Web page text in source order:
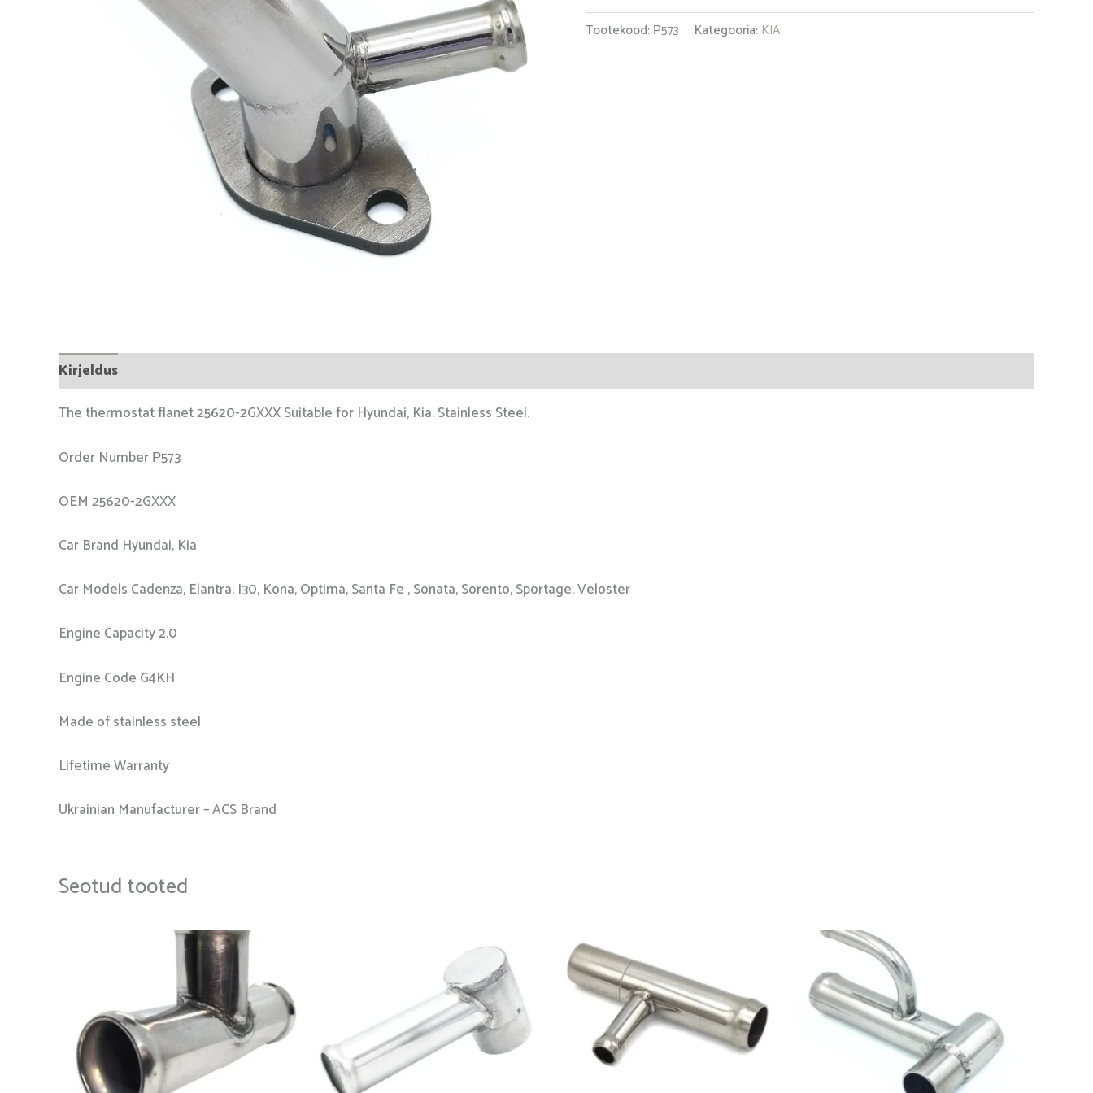
kogus
Tootekood: Р573 Kategooria: KIA
Kirjeldus
The thermostat flanet 25620-2GXXX Suitable for Hyundai, Kia. Stainless Steel.
Order Number Р573
OEM 25620-2GXXX
Car Brand Hyundai, Kia
Car Models Cadenza, Elantra, I30, Kona, Optima, Santa Fe , Sonata, Sorento, Sportage, Veloster
Engine Capacity 2.0
Engine Code G4KH
Made of stainless steel
Lifetime Warranty
Ukrainian Manufacturer – ACS Brand
Seotud tooted